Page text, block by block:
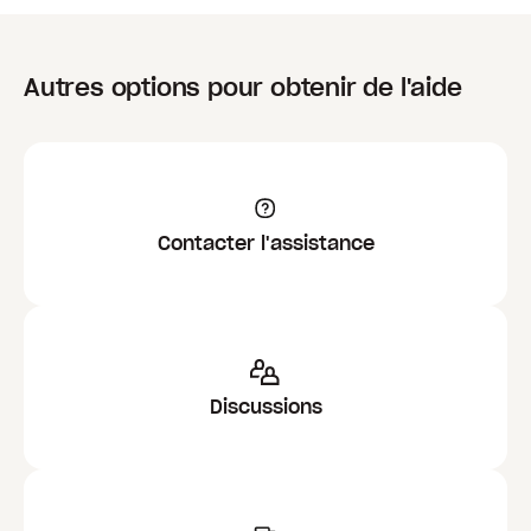
Autres options pour obtenir de l'aide
Contacter l'assistance
Discussions